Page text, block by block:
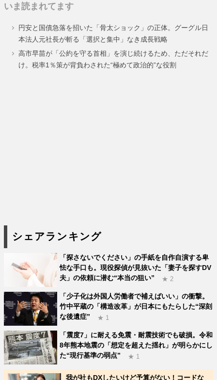
ー
ジ
ジ
ジ
ジ
ジ
ジ
ジ
ー
ジ
いま読まれてます
円安と国債急落を招いた「骨太ショック」の正体。グーグル日
本法人元社長が斬る「選択と集中」なき成長戦略
高市早苗が「公約を守る首相」を演じ続けるため、ただそれだ
け。税率1％策が背負わされた“極めて政治的”な役割
シェアランキング
「探さないでください」の手紙を自作自演する卑
怯な手口も。現役探偵が見抜いた「妻子を探すDV
夫」の依頼に潜む“本当の狙い”
★ 2
「少子化は外国人労働者で補えばいい」の衝撃。
竹中平蔵の「構造改革」が日本にもたらした“深刻
な後遺症”
★ 1
「震度7」に耐える免震・耐震技術でも破損。令和
8年熊本地震の「想定を超えた揺れ」が明らかにし
た“現行基準の弱点”
★ 1
我が社もDXしたいけど予算がない！コードな